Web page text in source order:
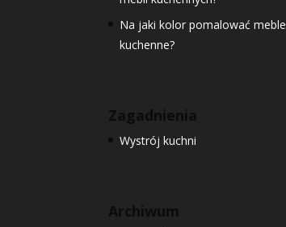
Na jaki kolor pomalować meble
kuchenne?
Zagadnienia
Wystrój kuchni
Archiwum